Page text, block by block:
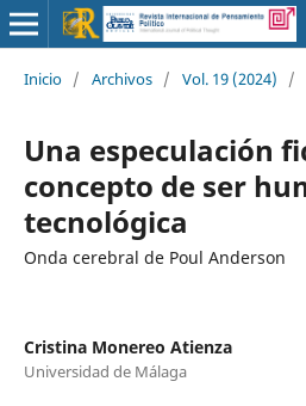
Inicio / Archivos / Vol. 19 (2024) /
Una especulación
concepto de ser
tecnológica
Onda cerebral de Poul Anderson
Cristina Monereo Atienza
Universidad de Málaga